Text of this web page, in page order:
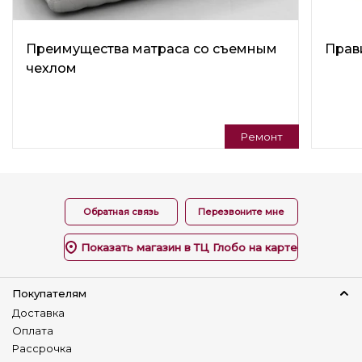
Универсальный угол
Изготовление в коже
Преимущества матраса со съемным
чехлом
Ремонт
Обратная связь Перезвоните мне
Показать магазин в ТЦ Глобо на карте
Покупателям
Доставка
Оплата
Рассрочка